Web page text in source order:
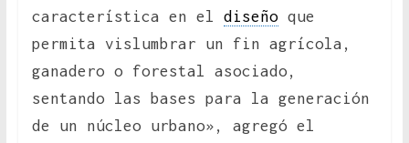
característica en el diseñoque
permita vislumbrar un fin agrícola,
ganadero o forestal asociado,
sentando las bases para la generación
de un núcleo urbano», agregó el